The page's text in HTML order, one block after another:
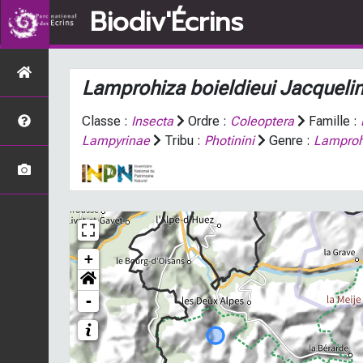
Biodiv'Écrins
Lamprohiza boieldieui
Classe : Insecta Ordre : Coleoptera Famille :
Lampyrinae
Tribu : Photinini Genre :
+
-